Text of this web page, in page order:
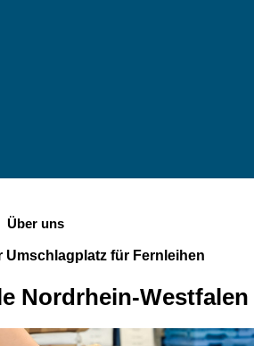
Über uns
Umschlagplatz für Fernleihen
Nordrhein-Westfalen